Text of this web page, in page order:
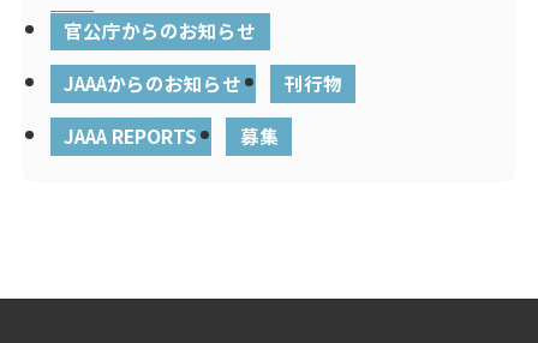
官公庁からのお知らせ
JAAAからのお知らせ
刊行物
JAAA REPORTS
募集